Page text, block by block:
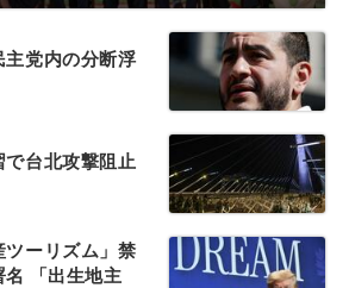
党内の分断浮
台北攻撃阻止
ツーリズム」禁
「出生地主